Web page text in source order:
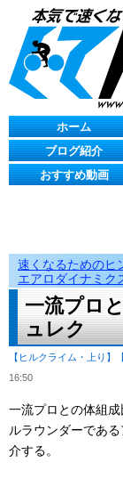
ホーム
ブログ紹介
おすすめ動画
速くなるためのヒ
エアロダイナミク
一流プロ
ュレク
【ヒルクライム・上り】
16:50
一流プロとの体組
ルラウンダーであ
介する。